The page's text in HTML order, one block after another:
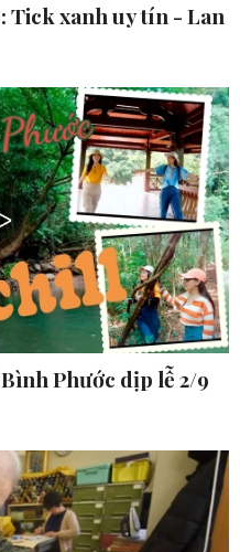
Tick xanh uy tín - Lan
Phước dịp lễ 2/9